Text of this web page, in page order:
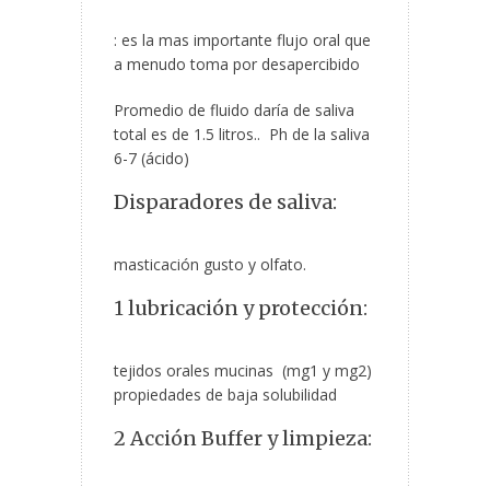
: es la mas importante flujo oral que
a menudo toma por desapercibido
Promedio de fluido daría de saliva
total es de 1.5 litros.. Ph de la saliva
6-7 (ácido)
Disparadores de saliva:
masticación gusto y olfato.
1 lubricación y protección:
tejidos orales mucinas (mg1 y mg2)
propiedades de baja solubilidad
2 Acción Buffer y limpieza: